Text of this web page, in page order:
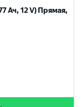
Ач, 12 V) Прямая,